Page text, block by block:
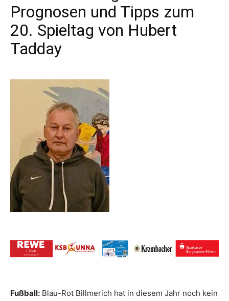
Prognosen und Tipps zum
20. Spieltag von Hubert
Tadday
Fußball: Blau-Rot Billmerich hat in diesem Jahr noch kein